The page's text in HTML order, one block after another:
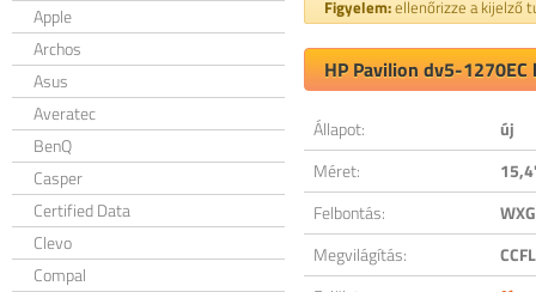
Apple
Archos
Asus
Averatec
BenQ
Casper
Certified Data
Clevo
Compal
Figyelem:ellenőrizze a kijelző
HP Pavilion dv5-
Állapot:
új
Méret:
Felbontás:
Megvilágítás:
CCFL